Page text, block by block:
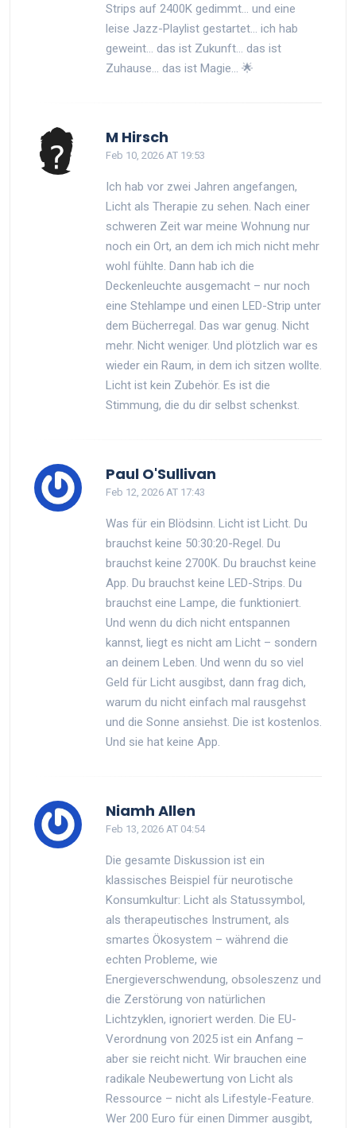
Strips auf 2400K gedimmt… und eine
leise Jazz-Playlist gestartet… ich hab
geweint… das ist Zukunft… das ist
Zuhause… das ist Magie… 🌟
M Hirsch
Feb 10, 2026 AT 19:53
Ich hab vor zwei Jahren angefangen,
Licht als Therapie zu sehen. Nach einer
schweren Zeit war meine Wohnung nur
noch ein Ort, an dem ich mich nicht mehr
wohl fühlte. Dann hab ich die
Deckenleuchte ausgemacht – nur noch
eine Stehlampe und einen LED-Strip unter
dem Bücherregal. Das war genug. Nicht
mehr. Nicht weniger. Und plötzlich war es
wieder ein Raum, in dem ich sitzen wollte.
Licht ist kein Zubehör. Es ist die
Stimmung, die du dir selbst schenkst.
Paul O'Sullivan
Feb 12, 2026 AT 17:43
Was für ein Blödsinn. Licht ist Licht. Du
brauchst keine 50:30:20-Regel. Du
brauchst keine 2700K. Du brauchst keine
App. Du brauchst keine LED-Strips. Du
brauchst eine Lampe, die funktioniert.
Und wenn du dich nicht entspannen
kannst, liegt es nicht am Licht – sondern
an deinem Leben. Und wenn du so viel
Geld für Licht ausgibst, dann frag dich,
warum du nicht einfach mal rausgehst
und die Sonne ansiehst. Die ist kostenlos.
Und sie hat keine App.
Niamh Allen
Feb 13, 2026 AT 04:54
Die gesamte Diskussion ist ein
klassisches Beispiel für neurotische
Konsumkultur: Licht als Statussymbol,
als therapeutisches Instrument, als
smartes Ökosystem – während die
echten Probleme, wie
Energieverschwendung, obsoleszenz und
die Zerstörung von natürlichen
Lichtzyklen, ignoriert werden. Die EU-
Verordnung von 2025 ist ein Anfang –
aber sie reicht nicht. Wir brauchen eine
radikale Neubewertung von Licht als
Ressource – nicht als Lifestyle-Feature.
Wer 200 Euro für einen Dimmer ausgibt,